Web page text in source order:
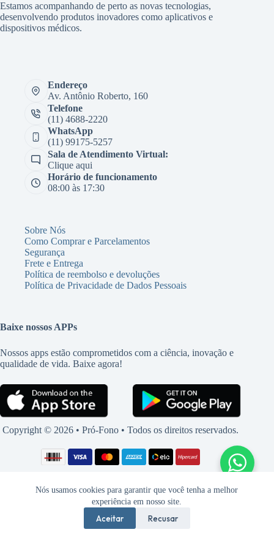
Nós usamos cookies para garantir que você tenha a melhor
experiência em nosso site.
Aceitar Recusar
Estamos acompanhando de perto as novas tecnologias,
desenvolvendo produtos inovadores como aplicativos e
dispositivos médicos.
Endereço
Av. Antônio Roberto, 160
Telefone
(11) 4688-2220
WhatsApp
(11) 99175-5257
Sala de Atendimento Virtual:
Clique aqui
Horário de funcionamento
08:00 às 17:30
Sobre Nós
Como Comprar e Parcelamentos
Segurança
Frete e Entrega
Política de reembolso e devoluções
Política de Privacidade de Dados Pessoais
Baixe nossos APPs
Nossos apps estão comprometidos com a ciência, inovação e
qualidade de vida. Baixe agora!
Copyright © 2026 • Pró-Fono • Todos os direitos reservados.